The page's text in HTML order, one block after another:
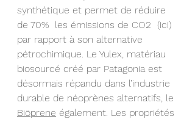
synthétique et permet de réduire
de 70%  les émissions de CO2  (ici)
par rapport à son alternative
pétrochimique. Le Yulex, matériau
biosourcé créé par Patagonia est
désormais répandu dans l’industrie
durable de néoprènes alternatifs, le
Biöprene également. Les propriétés